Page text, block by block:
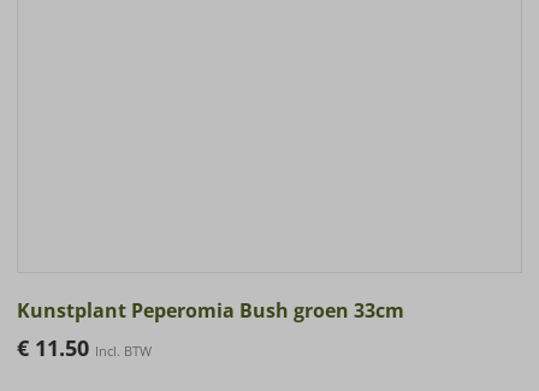
Kunstplant Peperomia Bush groen 33cm
€ 11.50 Incl. BTW